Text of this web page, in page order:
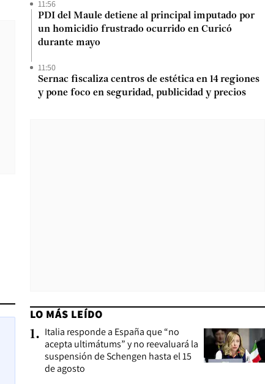
11:56
PDI del Maule detiene al principal imputado por
un homicidio frustrado ocurrido en Curicó
durante mayo
11:50
Sernac fiscaliza centros de estética en 14 regiones
y pone foco en seguridad, publicidad y precios
LO MÁS LEÍDO
1. Italia responde a España que “no
acepta ultimátums” y no reevaluará la
suspensión de Schengen hasta el 15
de agosto